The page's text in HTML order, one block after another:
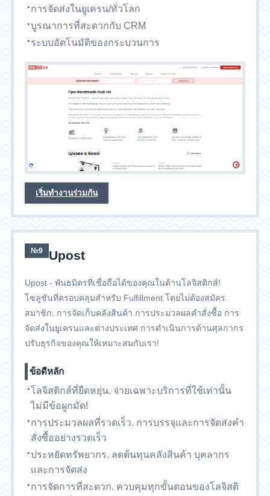
การจัดส่งในยูเครน/ทั่วโลก
บูรณาการที่สะดวกกับ CRM
ระบบอัตโนมัติของกระบวนการ
เริ่มทำงานร่วมกัน
№9 Upost
Upost - พันธมิตรที่เชื่อถือได้ของคุณในด้านโลจิสติกส์!
โซลูชันที่ครอบคลุมสำหรับ Fulfillment โดยไม่ต้องสมัคร
สมาชิก: การจัดเก็บคลังสินค้า การประมวลผลคำสั่งซื้อ การ
จัดส่งในยูเครนและต่างประเทศ การดำเนินการด้านศุลกากร
ปรับธุรกิจของคุณให้เหมาะสมกับเรา!
ข้อดีหลัก
โลจิสติกส์ที่ยืดหยุ่น. จ่ายเฉพาะบริการที่ใช้เท่านั้น
ไม่มีข้อผูกมัด!
การประมวลผลที่รวดเร็ว. การบรรจุและการจัดส่งคำ
สั่งซื้ออย่างรวดเร็ว
ประหยัดทรัพยากร. ลดต้นทุนคลังสินค้า บุคลากร
และการจัดส่ง
การจัดการที่สะดวก. ควบคุมทุกขั้นตอนของโลจิสติ